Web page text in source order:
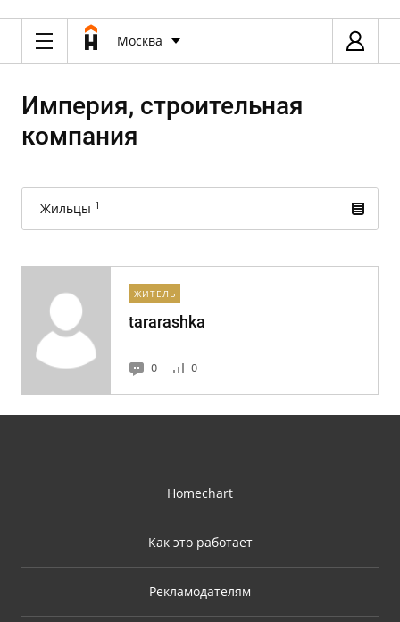
Москва
Империя, строительная
компания
Жильцы 1
ЖИТЕЛЬ
tararashka
0 0
Homechart
Как это работает
Рекламодателям